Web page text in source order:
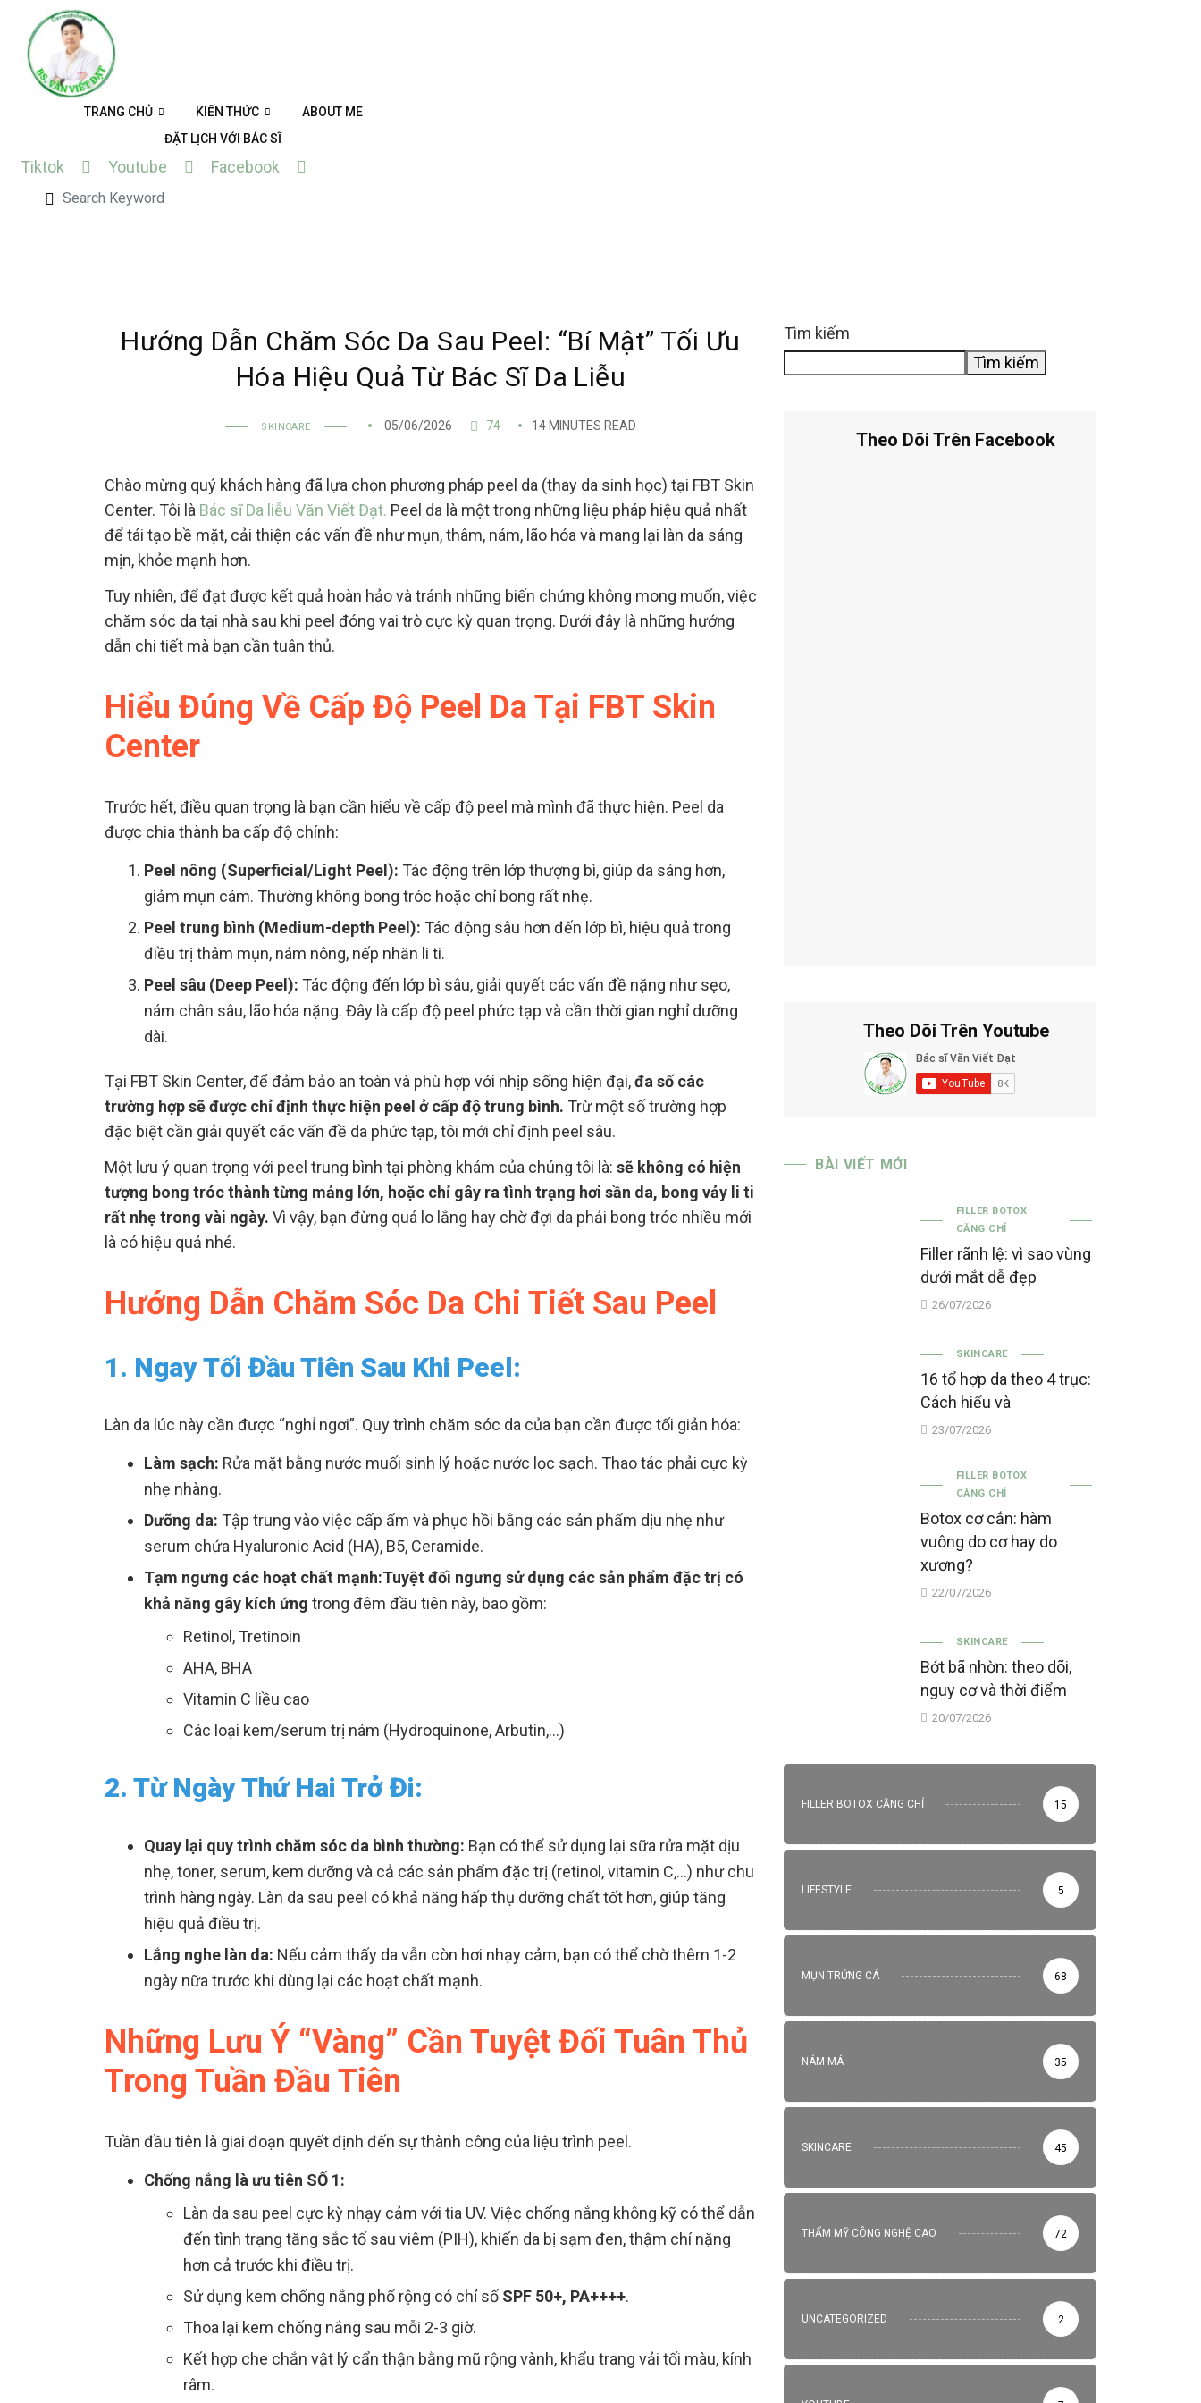
content
TRANG CHỦ KIẾN THỨC
ABOUT ME
ĐẶT LỊCH VỚI BÁC SĨ
Tiktok Youtube Facebook
Hướng Dẫn Chăm Sóc Da Sau Peel: “Bí Mật” Tối Ưu
Hóa Hiệu Quả Từ Bác Sĩ Da Liễu
SKINCARE 05/06/2026 74 14 MINUTES READ
Chào mừng quý khách hàng đã lựa chọn phương pháp peel da (thay da sinh học) tại FBT Skin
Center. Tôi là Bác sĩ Da liễu Văn Viết Đạt. Peel da là một trong những liệu pháp hiệu quả nhất
để tái tạo bề mặt, cải thiện các vấn đề như mụn, thâm, nám, lão hóa và mang lại làn da sáng
mịn, khỏe mạnh hơn.
Tuy nhiên, để đạt được kết quả hoàn hảo và tránh những biến chứng không mong muốn, việc
chăm sóc da tại nhà sau khi peel đóng vai trò cực kỳ quan trọng. Dưới đây là những hướng
dẫn chi tiết mà bạn cần tuân thủ.
Hiểu Đúng Về Cấp Độ Peel Da Tại FBT Skin
Center
Trước hết, điều quan trọng là bạn cần hiểu về cấp độ peel mà mình đã thực hiện. Peel da
được chia thành ba cấp độ chính:
Peel nông (Superficial/Light Peel): Tác động trên lớp thượng bì, giúp da sáng hơn,
giảm mụn cám. Thường không bong tróc hoặc chỉ bong rất nhẹ.
Peel trung bình (Medium-depth Peel): Tác động sâu hơn đến lớp bì, hiệu quả trong
điều trị thâm mụn, nám nông, nếp nhăn li ti.
Peel sâu (Deep Peel): Tác động đến lớp bì sâu, giải quyết các vấn đề nặng như sẹo,
nám chân sâu, lão hóa nặng. Đây là cấp độ peel phức tạp và cần thời gian nghỉ dưỡng
dài.
Tại FBT Skin Center, để đảm bảo an toàn và phù hợp với nhịp sống hiện đại,đa số các
trường hợp sẽ được chỉ định thực hiện peel ở cấp độ trung bình. Trừ một số trường hợp
đặc biệt cần giải quyết các vấn đề da phức tạp, tôi mới chỉ định peel sâu.
Một lưu ý quan trọng với peel trung bình tại phòng khám của chúng tôi là: sẽ không có hiện
tượng bong tróc thành từng mảng lớn, hoặc chỉ gây ra tình trạng hơi sần da, bong vảy li ti
rất nhẹ trong vài ngày. Vì vậy, bạn đừng quá lo lắng hay chờ đợi da phải bong tróc nhiều mới
là có hiệu quả nhé.
Hướng Dẫn Chăm Sóc Da Chi Tiết Sau Peel
1. Ngay Tối Đầu Tiên Sau Khi Peel:
Làn da lúc này cần được “nghỉ ngơi”. Quy trình chăm sóc da của bạn cần được tối giản hóa:
Làm sạch: Rửa mặt bằng nước muối sinh lý hoặc nước lọc sạch. Thao tác phải cực kỳ
nhẹ nhàng.
Dưỡng da: Tập trung vào việc cấp ẩm và phục hồi bằng các sản phẩm dịu nhẹ như
serum chứa Hyaluronic Acid (HA), B5, Ceramide.
Tạm ngưng các hoạt chất mạnh:Tuyệt đối ngưng sử dụng các sản phẩm đặc trị có
khả năng gây kích ứng trong đêm đầu tiên này, bao gồm:
Retinol, Tretinoin
AHA, BHA
Vitamin C liều cao
Các loại kem/serum trị nám (Hydroquinone, Arbutin,…)
2. Từ Ngày Thứ Hai Trở Đi:
Quay lại quy trình chăm sóc da bình thường: Bạn có thể sử dụng lại sữa rửa mặt dịu
nhẹ, toner, serum, kem dưỡng và cả các sản phẩm đặc trị (retinol, vitamin C,…) như chu
trình hàng ngày. Làn da sau peel có khả năng hấp thụ dưỡng chất tốt hơn, giúp tăng
hiệu quả điều trị.
Lắng nghe làn da: Nếu cảm thấy da vẫn còn hơi nhạy cảm, bạn có thể chờ thêm 1-2
ngày nữa trước khi dùng lại các hoạt chất mạnh.
Những Lưu Ý “Vàng” Cần Tuyệt Đối Tuân Thủ
Trong Tuần Đầu Tiên
Tuần đầu tiên là giai đoạn quyết định đến sự thành công của liệu trình peel.
Chống nắng là ưu tiên SỐ 1:
Làn da sau peel cực kỳ nhạy cảm với tia UV. Việc chống nắng không kỹ có thể dẫn
đến tình trạng tăng sắc tố sau viêm (PIH), khiến da bị sạm đen, thậm chí nặng
hơn cả trước khi điều trị.
Sử dụng kem chống nắng phổ rộng có chỉ số SPF 50+, PA++++.
Thoa lại kem chống nắng sau mỗi 2-3 giờ.
Kết hợp che chắn vật lý cẩn thận bằng mũ rộng vành, khẩu trang vải tối màu, kính
râm.
Tìm kiếm
Tìm kiếm
Theo Dõi Trên Facebook
Theo Dõi Trên Youtube
BÀI VIẾT MỚI
FILLER BOTOX
CĂNG CHỈ
Filler rãnh lệ: vì sao vùng
dưới mắt dễ đẹp
26/07/2026
SKINCARE
16 tổ hợp da theo 4 trục:
Cách hiểu và
23/07/2026
FILLER BOTOX
CĂNG CHỈ
Botox cơ cắn: hàm
vuông do cơ hay do
xương?
22/07/2026
SKINCARE
Bớt bã nhờn: theo dõi,
nguy cơ và thời điểm
20/07/2026
FILLER BOTOX CĂNG CHỈ 15
LIFESTYLE 5
MỤN TRỨNG CÁ 68
NÁM MÁ 35
SKINCARE 45
THẨM MỸ CÔNG NGHỆ CAO 72
UNCATEGORIZED 2